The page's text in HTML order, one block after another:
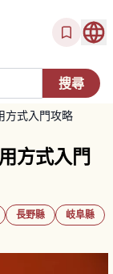
方式入門攻略
方式入門
長野縣
岐阜縣